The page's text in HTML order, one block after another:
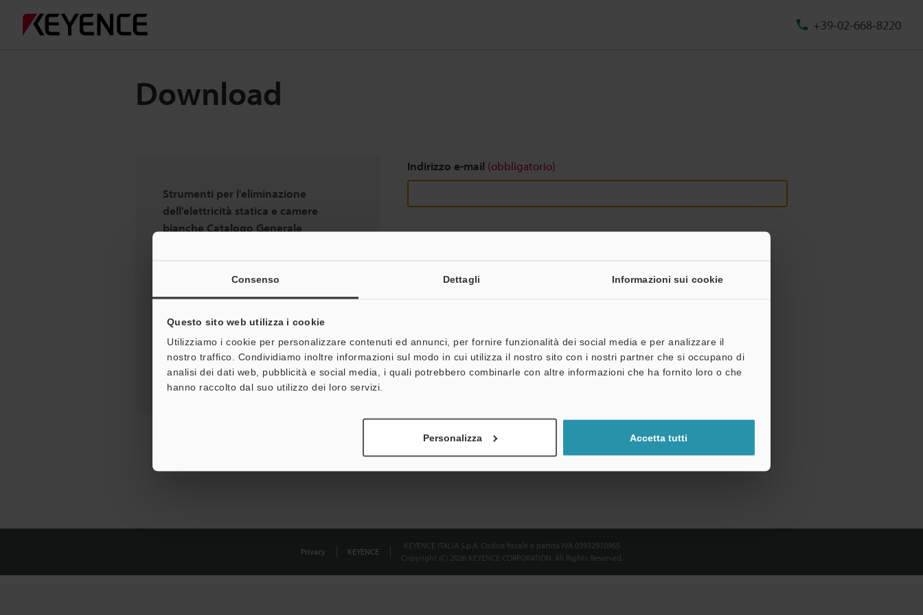
Consenso Dettagli Informazioni sui cookie
Questo sito web utilizza i cookie
Utilizziamo i cookie per personalizzare contenuti ed annunci, per fornire funzionalità dei social media e per analizzare il
nostro traffico. Condividiamo inoltre informazioni sul modo in cui utilizza il nostro sito con i nostri partner che si occupano di
analisi dei dati web, pubblicità e social media, i quali potrebbero combinarle con altre informazioni che ha fornito loro o che
hanno raccolto dal suo utilizzo dei loro servizi.
Personalizza Accetta tutti
+39-02-668-8220
Download
Strumenti per l'eliminazione
dell'elettricità statica e camere
bianche Catalogo Generale
Indirizzo e-mail (obbligatorio)
Privacy KEYENCE
KEYENCE ITALIA S.p.A. Codice fiscale e partita IVA 03932910965
Copyright (C) 2026 KEYENCE CORPORATION. All Rights Reserved.